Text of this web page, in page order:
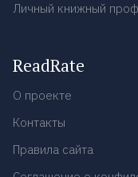
Личный книжный
ReadRate
О проекте
Контакты
Правила сайта